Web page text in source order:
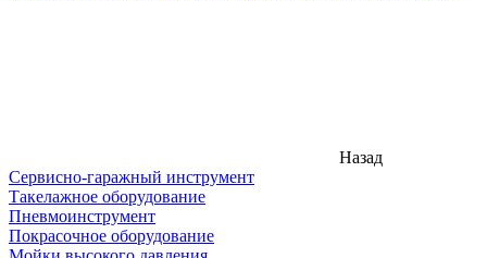
Назад
Сервисно-гаражный инструмент
Такелажное оборудование
Пневмоинструмент
Покрасочное оборудование